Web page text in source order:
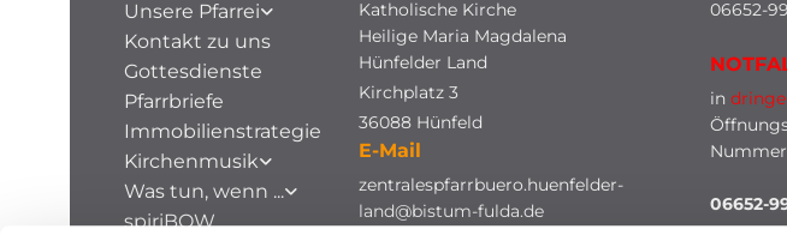
Unsere Pfarrei
Kontakt zu uns
Gottesdienste
Pfarrbriefe
Immobilienstrategie
Kirchenmusik
Was tun, wenn ...
spiriBOW
Katholische Kirche
Heilige Maria Magdalena
Hünfelder Land
Kirchplatz 3
36088 Hünfeld
E-Mail
zentralespfarrbuero.huenfelder-
land@bistum-fulda.de
06652-
in
06652-